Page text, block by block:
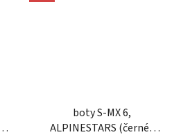
boty S-MX 6,
ALPINESTARS (černé/